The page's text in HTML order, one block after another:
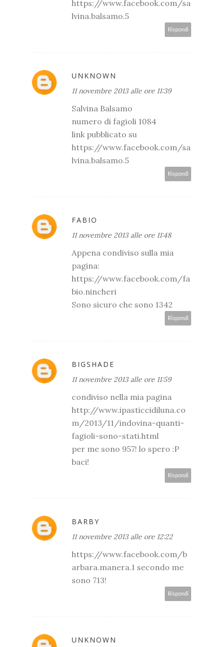
https://www.facebook.com/sa
lvina.balsamo.5
Rispondi
UNKNOWN
11 novembre 2013 alle ore 11:39
Salvina Balsamo
numero di fagioli 1084
link pubblicato su
https://www.facebook.com/sa
lvina.balsamo.5
Rispondi
FABIO
11 novembre 2013 alle ore 11:48
Appena condiviso sulla mia
pagina:
https://www.facebook.com/fa
bio.nincheri
Sono sicuro che sono 1342
Rispondi
BIGSHADE
11 novembre 2013 alle ore 11:59
condiviso nella mia pagina
http://www.ipasticcidiluna.co
m/2013/11/indovina-quanti-
fagioli-sono-stati.html
per me sono 957! lo spero :P
baci!
Rispondi
BARBY
11 novembre 2013 alle ore 12:22
https://www.facebook.com/b
arbara.manera.1 secondo me
sono 713!
Rispondi
UNKNOWN